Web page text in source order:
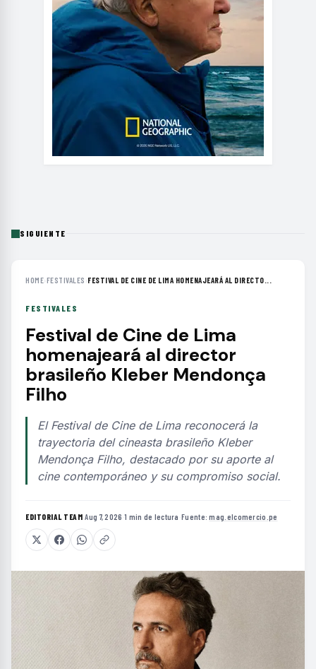
SIGUIENTE
HOME›FESTIVALES ›FESTIVAL DE CINE DE LIMA HOMENAJEARÁ AL DIRECTO...
FESTIVALES
Festival de Cine de Lima
homenajeará al director
brasileño Kleber Mendonça
Filho
El Festival de Cine de Lima reconocerá la
trayectoria del cineasta brasileño Kleber
Mendonça Filho, destacado por su aporte al
cine contemporáneo y su compromiso social.
EDITORIAL TEAM·Aug 7, 2026 ·1 min de lectura ·Fuente:mag.elcomercio.pe